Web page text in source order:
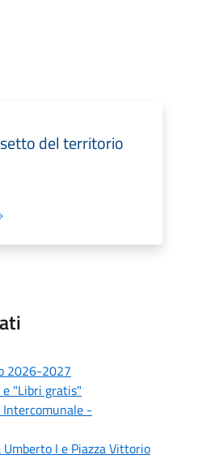
del territorio
2026-2027
"Libri gratis"
-
I e Piazza Vittorio